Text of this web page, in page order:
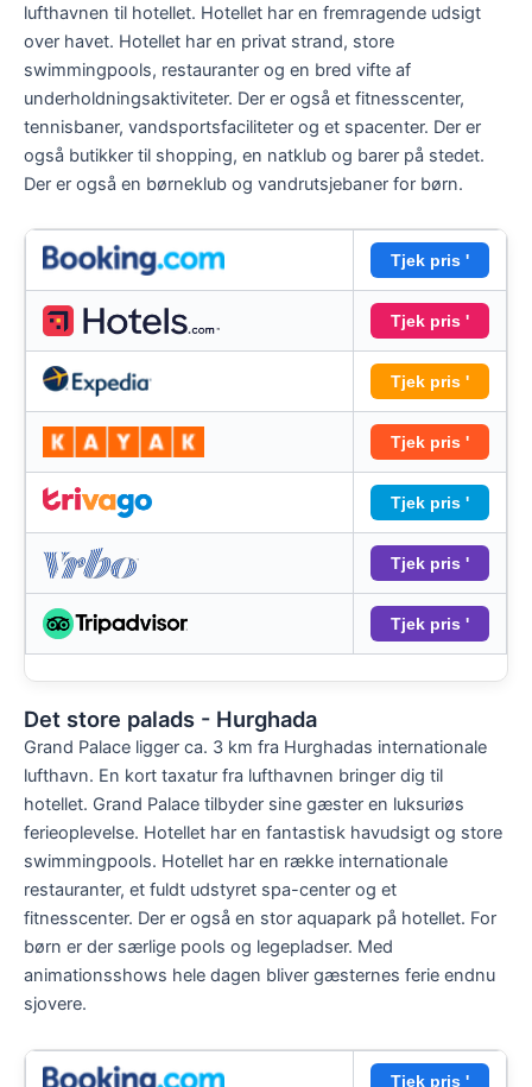
lufthavnen til hotellet. Hotellet har en fremragende udsigt
over havet. Hotellet har en privat strand, store
swimmingpools, restauranter og en bred vifte af
underholdningsaktiviteter. Der er også et fitnesscenter,
tennisbaner, vandsportsfaciliteter og et spacenter. Der er
også butikker til shopping, en natklub og barer på stedet.
Der er også en børneklub og vandrutsjebaner for børn.
Tjek pris '
Tjek pris '
Tjek pris '
Tjek pris '
Tjek pris '
Tjek pris '
Tjek pris '
Det store palads - Hurghada
Grand Palace ligger ca. 3 km fra Hurghadas internationale
lufthavn. En kort taxatur fra lufthavnen bringer dig til
hotellet. Grand Palace tilbyder sine gæster en luksuriøs
ferieoplevelse. Hotellet har en fantastisk havudsigt og store
swimmingpools. Hotellet har en række internationale
restauranter, et fuldt udstyret spa-center og et
fitnesscenter. Der er også en stor aquapark på hotellet. For
børn er der særlige pools og legepladser. Med
animationsshows hele dagen bliver gæsternes ferie endnu
sjovere.
Tjek pris '